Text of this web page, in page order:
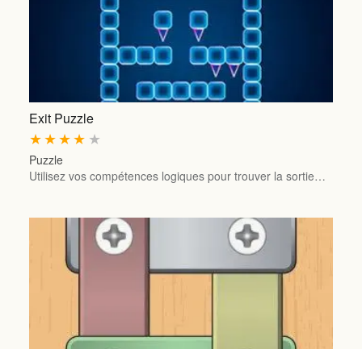
Exit Puzzle
★
★
★
★
★
Puzzle
Utilisez vos compétences logiques pour trouver la sortie…